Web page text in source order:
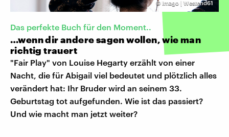
© Imago | Westend61
Das perfekte Buch für den Moment..
…wenn dir andere sagen wollen, wie man
richtig trauert
"Fair Play" von Louise Hegarty erzählt von einer
Nacht, die für Abigail viel bedeutet und plötzlich alles
verändert hat: Ihr Bruder wird an seinem 33.
Geburtstag tot aufgefunden. Wie ist das passiert?
Und wie macht man jetzt weiter?